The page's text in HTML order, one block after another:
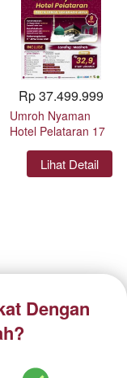
Rp 37.499.999
Umroh Nyaman
Hotel Pelataran 17
2026 by Qatar
Airways
`Lihat Detail
Dengan